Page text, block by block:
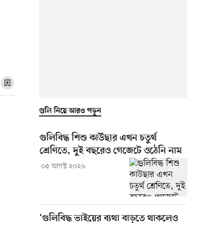
গুলি নিয়ে আরও পড়ুন
গুলিবিদ্ধ শিশু কাউছার এখন চতুর্থ
শ্রেণিতে, দুই বছরেও গেজেটে ওঠেনি নাম
০৫ আগস্ট ২০২৬
‘গুলিবিদ্ধ ভাইয়ের ব্যথা বাড়তে থাকলেও